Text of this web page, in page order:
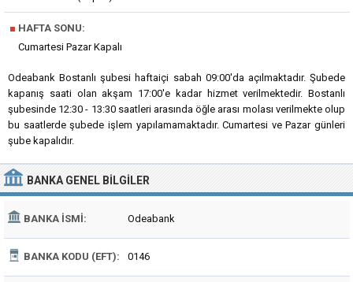
■ HAFTA SONU:
Cumartesi Pazar Kapalı
Odeabank Bostanlı şubesi haftaiçi sabah 09:00'da açılmaktadır. Şubede
kapanış saati olan akşam 17:00'e kadar hizmet verilmektedir. Bostanlı
şubesinde 12:30 - 13:30 saatleri arasında öğle arası molası verilmekte olup
bu saatlerde şubede işlem yapılamamaktadır. Cumartesi ve Pazar günleri
şube kapalıdır.
BANKA GENEL BILGILER
BANKA İSMI: Odeabank
BANKA KODU (EFT): 0146